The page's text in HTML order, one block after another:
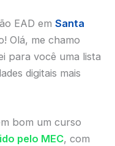
EAD em Santa
Olá, me chamo
para você uma lista
digitais mais
bom um curso
pelo MEC, com